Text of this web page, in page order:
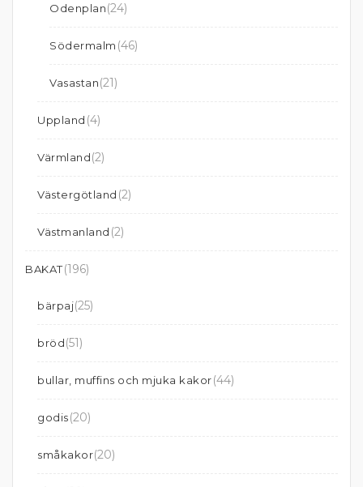
Odenplan(24)
Södermalm (46)
Vasastan(21)
Uppland (4)
Värmland(2)
Västergötland (2)
Västmanland (2)
BAKAT(196)
bärpaj(25)
bröd(51)
bullar, muffins och mjuka kakor(44)
godis(20)
småkakor(20)